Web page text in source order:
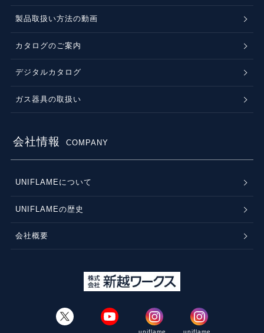
製品取扱い方法の動画
カタログのご案内
デジタルカタログ
ガス器具の取扱い
会社情報 COMPANY
UNIFLAMEについて
UNIFLAMEの歴史
会社概要